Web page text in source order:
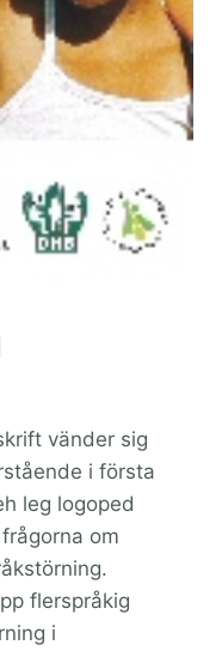
vänder sig
i första
leg logoped
om
flerspråkig
i